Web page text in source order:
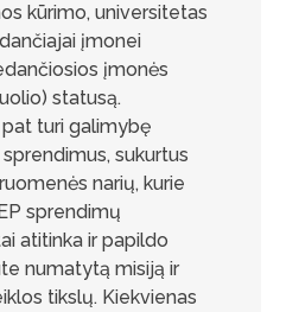
kūrimo, universitetas
įmonei
įmonės
statusą.
turi galimybę
sukurtus
narių, kurie
sprendimų
atitinka ir papildo
numatytą misiją ir
tikslų. Kiekvienas